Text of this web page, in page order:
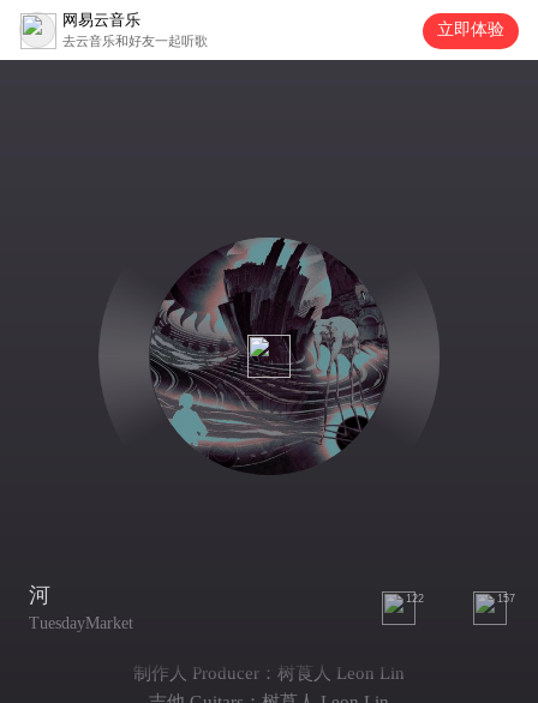
网易云音乐
去云音乐和好友一起听歌
立即体验
河
TuesdayMarket
122 157
制作人 Producer：树莨人 Leon Lin